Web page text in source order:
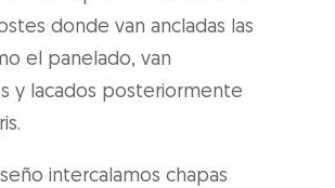
donde van ancladas las
el panelado, van
y lacados posteriormente
intercalamos chapas